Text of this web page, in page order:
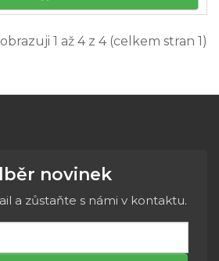
1 až 4 z 4 (celkem stran 1)
novinek
a zůstaňte s námi v kontaktu.
mailová